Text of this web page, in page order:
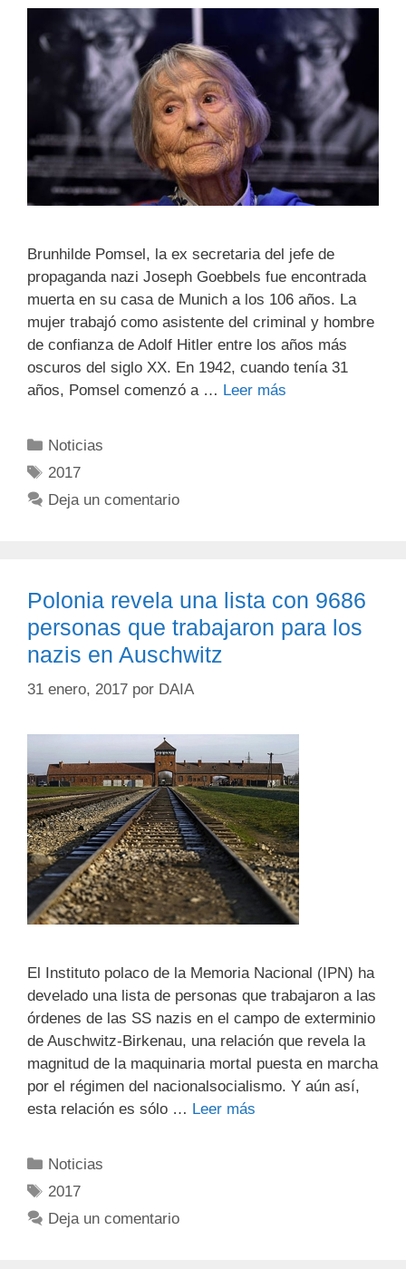
Brunhilde Pomsel, la ex secretaria del jefe de
propaganda nazi Joseph Goebbels fue encontrada
muerta en su casa de Munich a los 106 años. La
mujer trabajó como asistente del criminal y hombre
de confianza de Adolf Hitler entre los años más
oscuros del siglo XX. En 1942, cuando tenía 31
años, Pomsel comenzó a … Leer más
Noticias
2017
Deja un comentario
Polonia revela una lista con 9686
personas que trabajaron para los
nazis en Auschwitz
31 enero, 2017 por DAIA
El Instituto polaco de la Memoria Nacional (IPN) ha
develado una lista de personas que trabajaron a las
órdenes de las SS nazis en el campo de exterminio
de Auschwitz-Birkenau, una relación que revela la
magnitud de la maquinaria mortal puesta en marcha
por el régimen del nacionalsocialismo. Y aún así,
esta relación es sólo … Leer más
Noticias
2017
Deja un comentario